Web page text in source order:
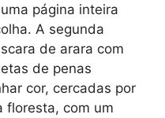
página inteira
A segunda
de arara com
de penas
cor, cercadas por
floresta, com um